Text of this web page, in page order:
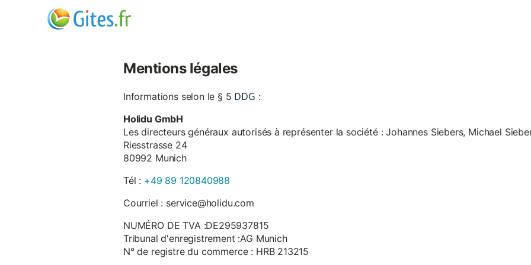
Mentions légales
Informations selon le § 5 DDG :
Holidu GmbH
Les directeurs généraux autorisés à représenter la société : Johannes Siebers, Michael
Riesstrasse 24
80992 Munich
Tél : +49 89 120840988
Courriel : service@holidu.com
NUMÉRO DE TVA :DE295937815
Tribunal d'enregistrement :AG Munich
N° de registre du commerce : HRB 213215